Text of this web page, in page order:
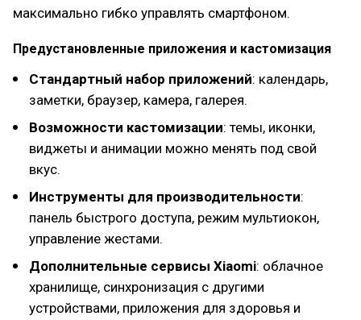
максимально гибко управлять смартфоном.
Предустановленные приложения и кастомизация
Стандартный набор приложений: календарь,
заметки, браузер, камера, галерея.
Возможности кастомизации: темы, иконки,
виджеты и анимации можно менять под свой
вкус.
Инструменты для производительности:
панель быстрого доступа, режим мультиокон,
управление жестами.
Дополнительные сервисы Xiaomi: облачное
хранилище, синхронизация с другими
устройствами, приложения для здоровья и